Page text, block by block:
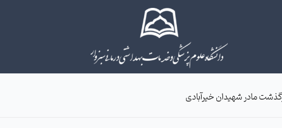
مادر شهیدان خیرآبادی